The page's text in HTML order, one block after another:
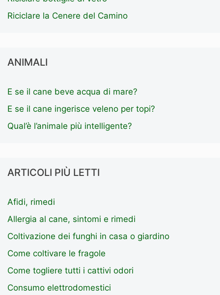
Riciclare la Cenere del Camino
ANIMALI
E se il cane beve acqua di mare?
E se il cane ingerisce veleno per topi?
Qual’è l’animale più intelligente?
ARTICOLI PIÙ LETTI
Afidi, rimedi
Allergia al cane, sintomi e rimedi
Coltivazione dei funghi in casa o giardino
Come coltivare le fragole
Come togliere tutti i cattivi odori
Consumo elettrodomestici